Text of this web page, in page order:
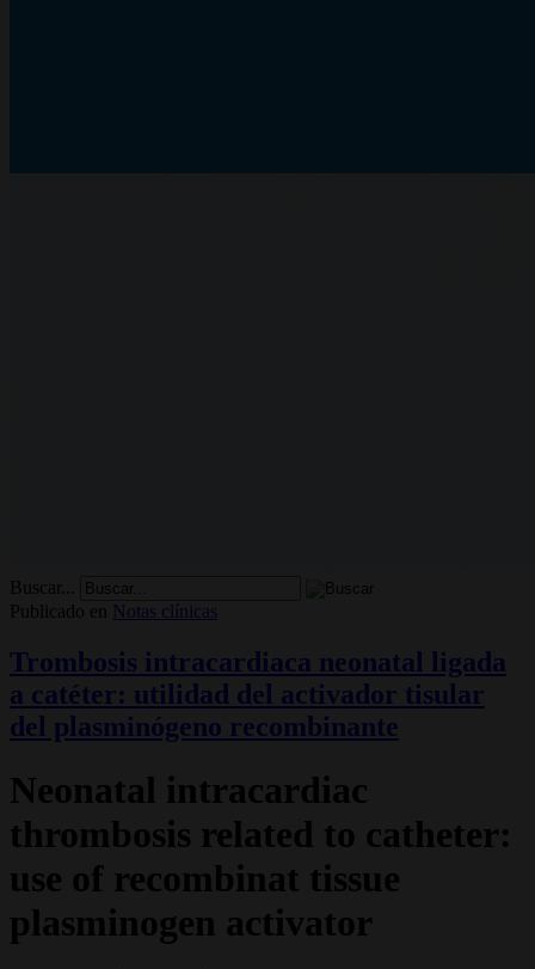
Buscar...
Publicado en
Notas clínicas
Trombosis intracardiaca neonatal ligada
a catéter: utilidad del activador tisular
del plasminógeno recombinante
Neonatal intracardiac
thrombosis related to catheter:
use of recombinat tissue
plasminogen activator